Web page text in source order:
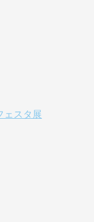
ェスタ展